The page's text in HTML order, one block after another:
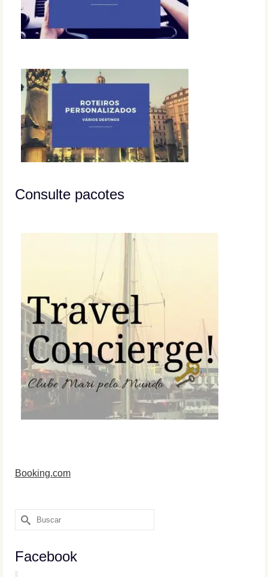
Consulte pacotes
Booking.com
Buscar
por:
Facebook